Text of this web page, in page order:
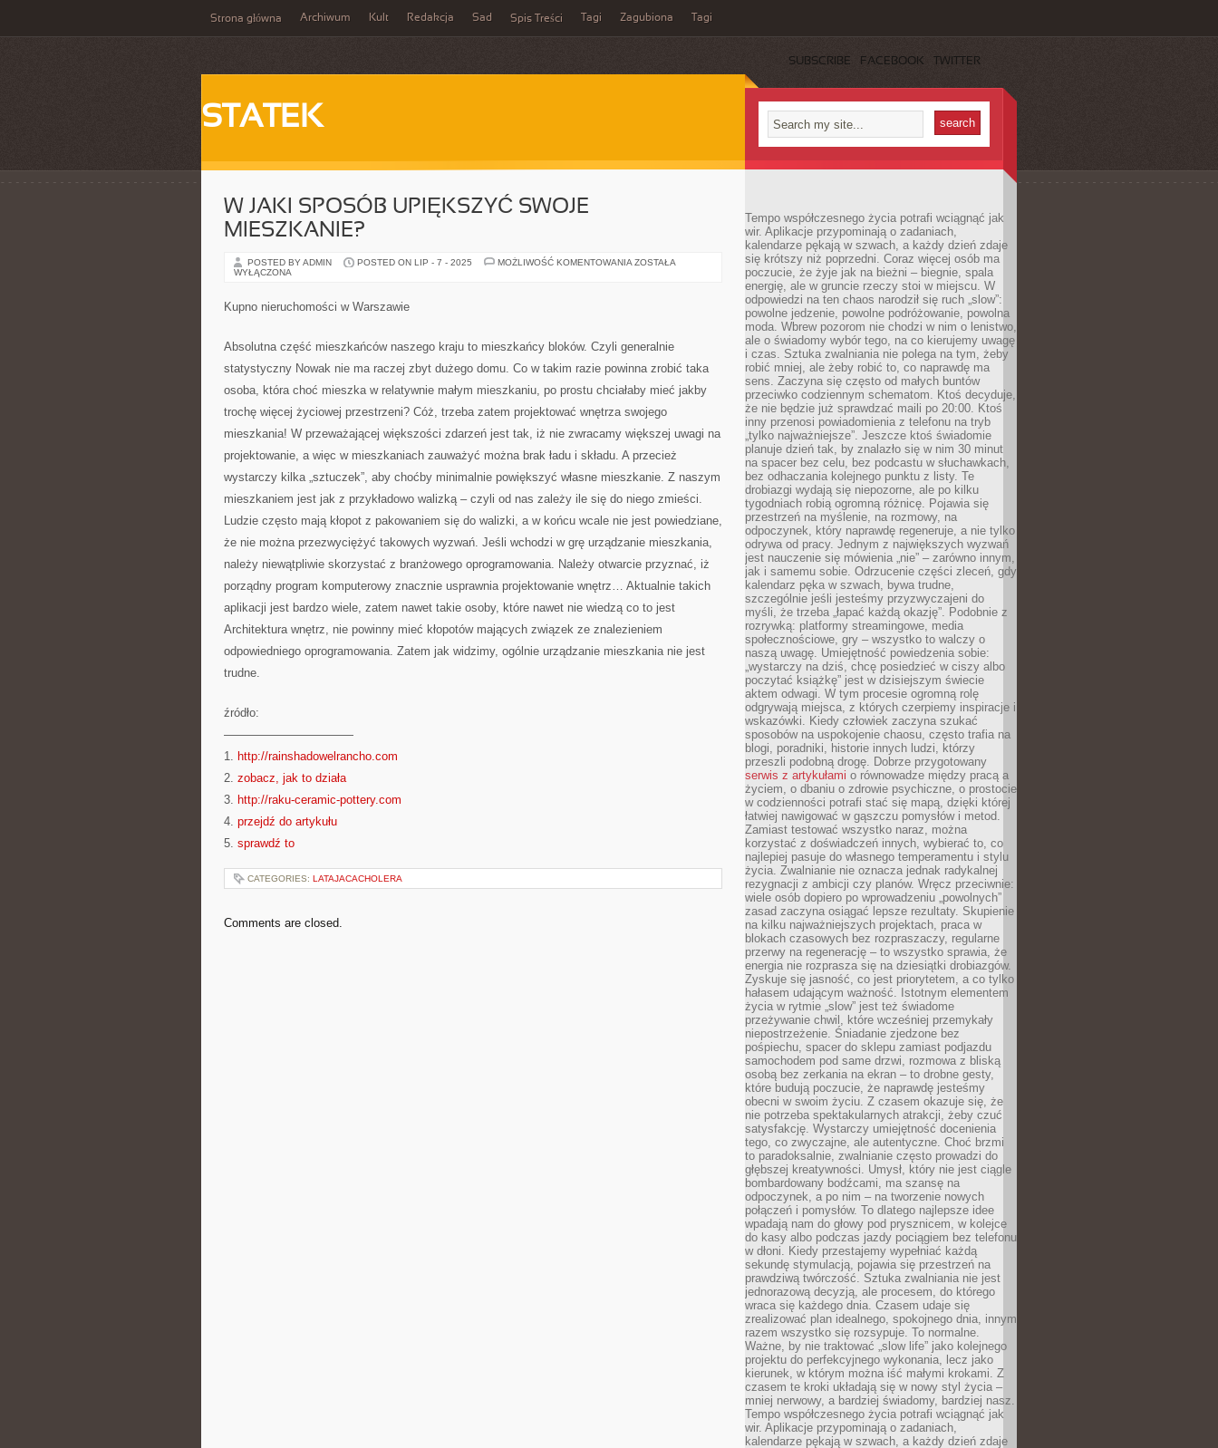
Strona główna Archiwum Kult Redakcja Sad Spis Treści Tagi Zagubiona Tagi
SUBSCRIBE FACEBOOK TWITTER
STATEK
W JAKI SPOSÓB UPIĘKSZYĆ SWOJE
MIESZKANIE?
POSTED BY ADMIN POSTED ON LIP - 7 - 2025 MOŻLIWOŚĆ KOMENTOWANIA W
ZOSTAŁA
WYŁĄCZONA
Kupno nieruchomości w Warszawie
Absolutna część mieszkańców naszego kraju to mieszkańcy bloków. Czyli generalnie
statystyczny Nowak nie ma raczej zbyt dużego domu. Co w takim razie powinna zrobić taka
osoba, która choć mieszka w relatywnie małym mieszkaniu, po prostu chciałaby mieć jakby
trochę więcej życiowej przestrzeni? Cóż, trzeba zatem projektować wnętrza swojego
mieszkania! W przeważającej większości zdarzeń jest tak, iż nie zwracamy większej uwagi na
projektowanie, a więc w mieszkaniach zauważyć można brak ładu i składu. A przecież
wystarczy kilka „sztuczek”, aby choćby minimalnie powiększyć własne mieszkanie. Z naszym
mieszkaniem jest jak z przykładowo walizką – czyli od nas zależy ile się do niego zmieści.
Ludzie często mają kłopot z pakowaniem się do walizki, a w końcu wcale nie jest powiedziane,
że nie można przezwyciężyć takowych wyzwań. Jeśli wchodzi w grę urządzanie mieszkania,
należy niewątpliwie skorzystać z branżowego oprogramowania. Należy otwarcie przyznać, iż
porządny program komputerowy znacznie usprawnia projektowanie wnętrz… Aktualnie takich
aplikacji jest bardzo wiele, zatem nawet takie osoby, które nawet nie wiedzą co to jest
Architektura wnętrz, nie powinny mieć kłopotów mających związek ze znalezieniem
odpowiedniego oprogramowania. Zatem jak widzimy, ogólnie urządzanie mieszkania nie jest
trudne.
źródło:
———————————
1. http://rainshadowelrancho.com
2. zobacz, jak to działa
3. http://raku-ceramic-pottery.com
4. przejdź do artykułu
5. sprawdź to
CATEGORIES: LATAJACACHOLERA
Comments are closed.
Tempo współczesnego życia potrafi wciągnąć jak
wir. Aplikacje przypominają o zadaniach,
kalendarze pękają w szwach, a każdy dzień zdaje
się krótszy niż poprzedni. Coraz więcej osób ma
poczucie, że żyje jak na bieżni – biegnie, spala
energię, ale w gruncie rzeczy stoi w miejscu. W
odpowiedzi na ten chaos narodził się ruch „slow”:
powolne jedzenie, powolne podróżowanie, powolna
moda. Wbrew pozorom nie chodzi w nim o lenistwo,
ale o świadomy wybór tego, na co kierujemy uwagę
i czas. Sztuka zwalniania nie polega na tym, żeby
robić mniej, ale żeby robić to, co naprawdę ma
sens. Zaczyna się często od małych buntów
przeciwko codziennym schematom. Ktoś decyduje,
że nie będzie już sprawdzać maili po 20:00. Ktoś
inny przenosi powiadomienia z telefonu na tryb
„tylko najważniejsze”. Jeszcze ktoś świadomie
planuje dzień tak, by znalazło się w nim 30 minut
na spacer bez celu, bez podcastu w słuchawkach,
bez odhaczania kolejnego punktu z listy. Te
drobiazgi wydają się niepozorne, ale po kilku
tygodniach robią ogromną różnicę. Pojawia się
przestrzeń na myślenie, na rozmowy, na
odpoczynek, który naprawdę regeneruje, a nie tylko
odrywa od pracy. Jednym z największych wyzwań
jest nauczenie się mówienia „nie” – zarówno innym,
jak i samemu sobie. Odrzucenie części zleceń, gdy
kalendarz pęka w szwach, bywa trudne,
szczególnie jeśli jesteśmy przyzwyczajeni do
myśli, że trzeba „łapać każdą okazję”. Podobnie z
rozrywką: platformy streamingowe, media
społecznościowe, gry – wszystko to walczy o
naszą uwagę. Umiejętność powiedzenia sobie:
„wystarczy na dziś, chcę posiedzieć w ciszy albo
poczytać książkę” jest w dzisiejszym świecie
aktem odwagi. W tym procesie ogromną rolę
odgrywają miejsca, z których czerpiemy inspiracje i
wskazówki. Kiedy człowiek zaczyna szukać
sposobów na uspokojenie chaosu, często trafia na
blogi, poradniki, historie innych ludzi, którzy
przeszli podobną drogę. Dobrze przygotowany
serwis z artykułami o równowadze między pracą a
życiem, o dbaniu o zdrowie psychiczne, o prostocie
w codzienności potrafi stać się mapą, dzięki której
łatwiej nawigować w gąszczu pomysłów i metod.
Zamiast testować wszystko naraz, można
korzystać z doświadczeń innych, wybierać to, co
najlepiej pasuje do własnego temperamentu i stylu
życia. Zwalnianie nie oznacza jednak radykalnej
rezygnacji z ambicji czy planów. Wręcz przeciwnie:
wiele osób dopiero po wprowadzeniu „powolnych”
zasad zaczyna osiągać lepsze rezultaty. Skupienie
na kilku najważniejszych projektach, praca w
blokach czasowych bez rozpraszaczy, regularne
przerwy na regenerację – to wszystko sprawia, że
energia nie rozprasza się na dziesiątki drobiazgów.
Zyskuje się jasność, co jest priorytetem, a co tylko
hałasem udającym ważność. Istotnym elementem
życia w rytmie „slow” jest też świadome
przeżywanie chwil, które wcześniej przemykały
niepostrzeżenie. Śniadanie zjedzone bez
pośpiechu, spacer do sklepu zamiast podjazdu
samochodem pod same drzwi, rozmowa z bliską
osobą bez zerkania na ekran – to drobne gesty,
które budują poczucie, że naprawdę jesteśmy
obecni w swoim życiu. Z czasem okazuje się, że
nie potrzeba spektakularnych atrakcji, żeby czuć
satysfakcję. Wystarczy umiejętność docenienia
tego, co zwyczajne, ale autentyczne. Choć brzmi
to paradoksalnie, zwalnianie często prowadzi do
głębszej kreatywności. Umysł, który nie jest ciągle
bombardowany bodźcami, ma szansę na
odpoczynek, a po nim – na tworzenie nowych
połączeń i pomysłów. To dlatego najlepsze idee
wpadają nam do głowy pod prysznicem, w kolejce
do kasy albo podczas jazdy pociągiem bez telefonu
w dłoni. Kiedy przestajemy wypełniać każdą
sekundę stymulacją, pojawia się przestrzeń na
prawdziwą twórczość. Sztuka zwalniania nie jest
jednorazową decyzją, ale procesem, do którego
wraca się każdego dnia. Czasem udaje się
zrealizować plan idealnego, spokojnego dnia, innym
razem wszystko się rozsypuje. To normalne.
Ważne, by nie traktować „slow life” jako kolejnego
projektu do perfekcyjnego wykonania, lecz jako
kierunek, w którym można iść małymi krokami. Z
czasem te kroki układają się w nowy styl życia –
mniej nerwowy, a bardziej świadomy, bardziej nasz.
Tempo współczesnego życia potrafi wciągnąć jak
wir. Aplikacje przypominają o zadaniach,
kalendarze pękają w szwach, a każdy dzień zdaje